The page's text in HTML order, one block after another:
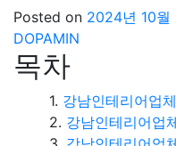
Posted on 2024년 10월
DOPAMIN
목차
강남인테리어업
강남인테리어업